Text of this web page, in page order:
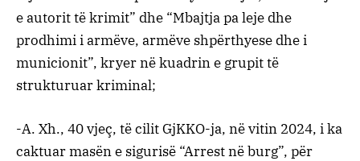
e autorit të krimit” dhe “Mbajtja pa leje dhe
prodhimi i armëve, armëve shpërthyese dhe i
municionit”, kryer në kuadrin e grupit të
strukturuar kriminal;
-A. Xh., 40 vjeç, të cilit GjKKO-ja, në vitin 2024, i ka
caktuar masën e sigurisë “Arrest në burg”, për